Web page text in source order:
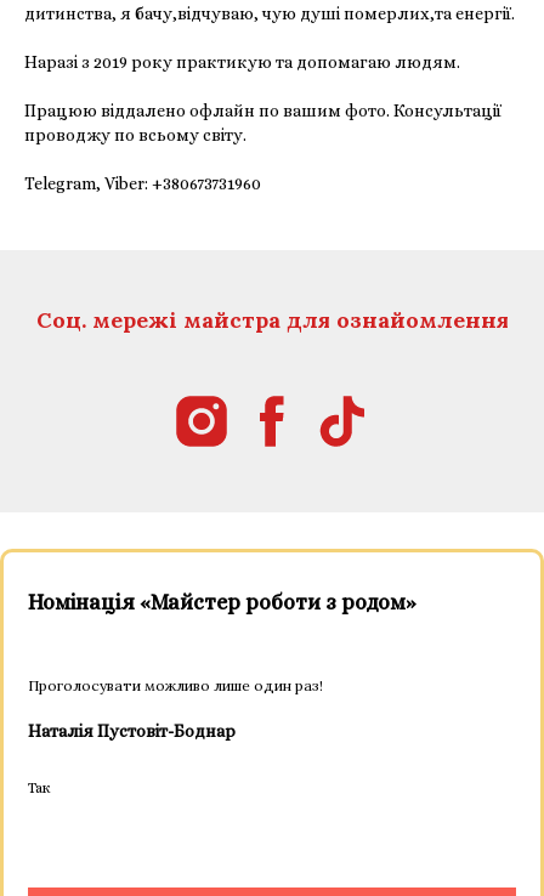
дитинства, я бачу,відчуваю, чую душі померлих,та енергії.
Наразі з 2019 року практикую та допомагаю людям.
Працюю віддалено офлайн по вашим фото. Консультації
проводжу по всьому світу.
Telegram, Viber: +380673731960
Соц. мережі майстра для ознайомлення
Номінація «Майстер роботи з родом»
Проголосувати можливо лише один раз!
Наталія Пустовіт-Боднар
Так